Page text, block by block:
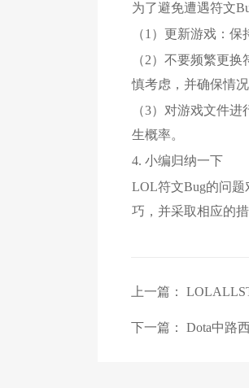
为了避免遭遇符文
（1）更新游戏：
（2）不要频繁更
慎考虑，并确保情况
（3）对游戏文件
生概率。
4. 小编归纳一下
LOL符文Bug的问
巧，并采取相应的
上一篇：
下一篇： Dota中路